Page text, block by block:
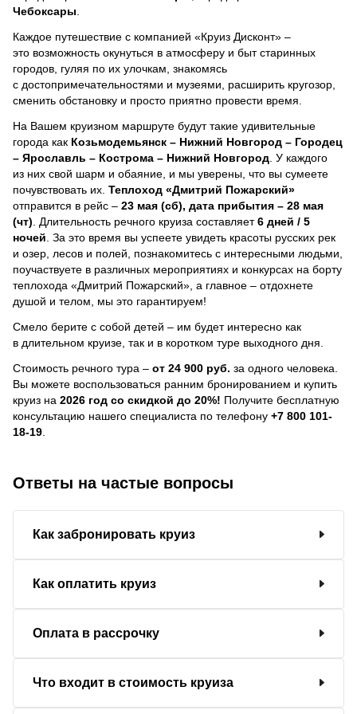
Чебоксары
Каждое путешествие с компанией «Круиз Дисконт» –
это возможность окунуться в атмосферу и быт старинных
городов, гуляя по их улочкам, знакомясь
с достопримечательностями и музеями, расширить кругозор,
сменить обстановку и просто приятно провести время.
На Вашем круизном маршруте будут такие удивительные
города как Козьмодемьянск – Нижний Новгород – Городец
– Ярославль – Кострома – Нижний Новгород . У каждого
из них свой шарм и обаяние, и мы уверены, что вы сумеете
почувствовать их. Теплоход «Дмитрий Пожарский»
отправится в рейс – 23 мая (сб), дата прибытия – 28 мая
(чт) . Длительность речного круиза составляет6 дней / 5
ночей За это время вы успеете увидеть красоты русских рек
и озер, лесов и полей, познакомитесь с интересными людьми,
поучаствуете в различных мероприятиях и конкурсах на борту
теплохода «Дмитрий Пожарский», а главное – отдохнете
душой и телом, мы это гарантируем!
Смело берите с собой детей – им будет интересно как
в длительном круизе, так и в коротком туре выходного дня.
Стоимость речного тура – от 24 900 руб. за одного человека.
Вы можете воспользоваться ранним бронированием и купить
круиз на 2026 год со скидкой до 20%! Получите бесплатную
консультацию нашего специалиста по телефону +7 800 101-
18-19
Ответы на частые вопросы
Как забронировать круиз
Как оплатить круиз
Оплата в рассрочку
Что входит в стоимость круиза